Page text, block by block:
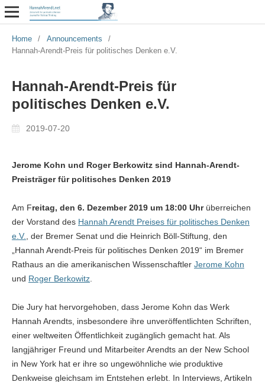
Home / Announcements
/
Hannah-Arendt-Preis für politisches Denken e.V.
Hannah-Arendt-Preis für
politisches Denken e.V.
2019-07-20
Jerome Kohn und Roger Berkowitz sind Hannah-Arendt-
Preisträger für politisches Denken 2019
Am Freitag, den 6. Dezember 2019 um 18:00 Uhrüberreichen
der Vorstand des Hannah Arendt Preises für politisches Denken
e.V.
, der Bremer Senat und die Heinrich Böll-Stiftung, den
„Hannah Arendt-Preis für politisches Denken 2019“ im Bremer
Rathaus an die amerikanischen Wissenschaftler Jerome Kohn
und Roger Berkowitz.
Die Jury hat hervorgehoben, dass Jerome Kohn das Werk
Hannah Arendts, insbesondere ihre unveröffentlichten Schriften,
einer weltweiten Öffentlichkeit zugänglich gemacht hat. Als
langjähriger Freund und Mitarbeiter Arendts an der New School
in New York hat er ihre so ungewöhnliche wie produktive
Denkweise gleichsam im Entstehen erlebt. In Interviews, Artikeln